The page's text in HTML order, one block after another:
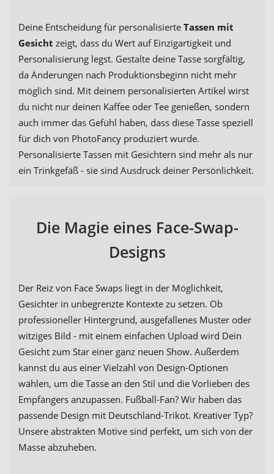
Deine Entscheidung für personalisierte Tassen mit
Gesicht zeigt, dass du Wert auf Einzigartigkeit und
Personalisierung legst. Gestalte deine Tasse sorgfältig,
da Änderungen nach Produktionsbeginn nicht mehr
möglich sind. Mit deinem personalisierten Artikel wirst
du nicht nur deinen Kaffee oder Tee genießen, sondern
auch immer das Gefühl haben, dass diese Tasse speziell
für dich von PhotoFancy produziert wurde.
Personalisierte Tassen mit Gesichtern sind mehr als nur
ein Trinkgefäß - sie sind Ausdruck deiner Persönlichkeit.
Die Magie eines Face-Swap-
Designs
Der Reiz von Face Swaps liegt in der Möglichkeit,
Gesichter in unbegrenzte Kontexte zu setzen. Ob
professioneller Hintergrund, ausgefallenes Muster oder
witziges Bild - mit einem einfachen Upload wird Dein
Gesicht zum Star einer ganz neuen Show. Außerdem
kannst du aus einer Vielzahl von Design-Optionen
wählen, um die Tasse an den Stil und die Vorlieben des
Empfängers anzupassen. Fußball-Fan? Wir haben das
passende Design mit Deutschland-Trikot. Kreativer Typ?
Unsere abstrakten Motive sind perfekt, um sich von der
Masse abzuheben.